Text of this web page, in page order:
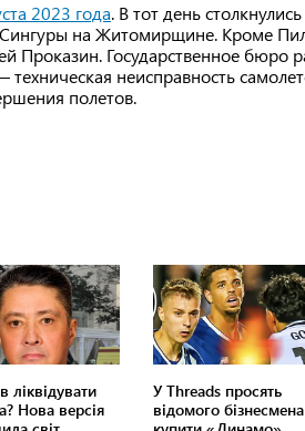
2023 года. В тот день
на Житомирщине. Кроме
Проказин. Государственное бюро
неисправность
полетов.